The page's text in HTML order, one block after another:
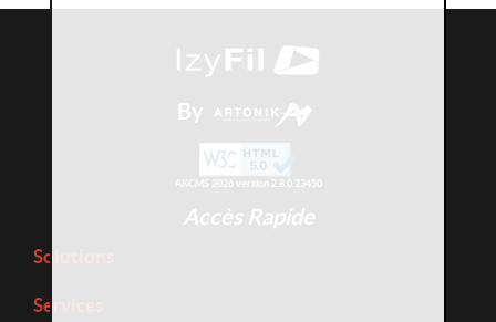
By
AKCMS 2026 version 2.8.0.23450
Accès Rapide
Solutions
Services